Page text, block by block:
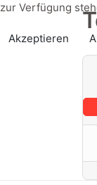
zur Verfügung
Akzeptieren